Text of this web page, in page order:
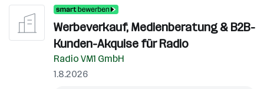
Werbeverkauf, Medienberatung & B2B-
Kunden-Akquise für Radio
Radio VM1 GmbH
1.8.2026